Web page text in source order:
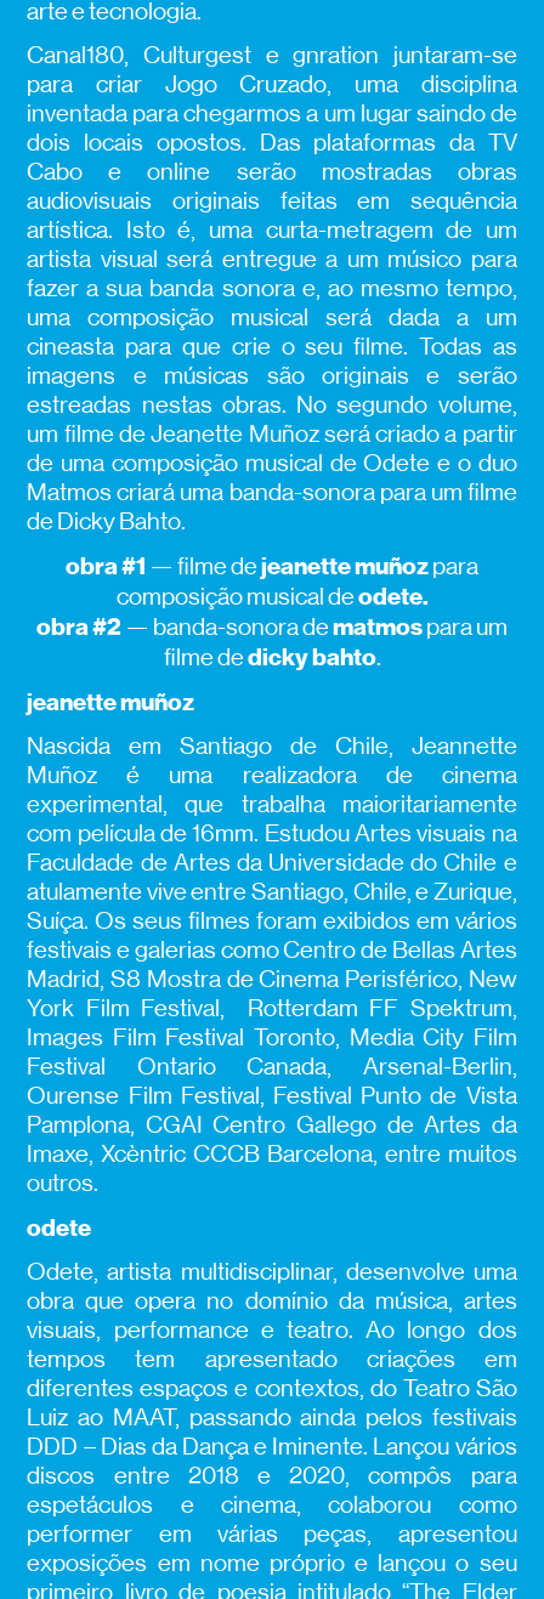
arte e tecnologia.
Canal180, Culturgest e gnration juntaram-se
para criar Jogo Cruzado, uma disciplina
inventada para chegarmos a um lugar saindo de
dois locais opostos. Das plataformas da TV
Cabo e online serão mostradas obras
audiovisuais originais feitas em sequência
artística. Isto é, uma curta-metragem de um
artista visual será entregue a um músico para
fazer a sua banda sonora e, ao mesmo tempo,
uma composição musical será dada a um
cineasta para que crie o seu filme. Todas as
imagens e músicas são originais e serão
estreadas nestas obras. No segundo volume,
um filme de Jeanette Muñoz será criado a partir
de uma composição musical de Odete e o duo
Matmos criará uma banda-sonora para um filme
de Dicky Bahto.
obra #1 — filme dejeanette muñozpara
composição musical deodete.
obra #2 — banda-sonora dematmospara um
filme dedicky bahto.
jeanette muñoz
Nascida em Santiago de Chile, Jeannette
Muñoz é uma realizadora de cinema
experimental, que trabalha maioritariamente
com película de 16mm. Estudou Artes visuais na
Faculdade de Artes da Universidade do Chile e
atulamente vive entre Santiago, Chile, e Zurique,
Suíça. Os seus filmes foram exibidos em vários
festivais e galerias como Centro de Bellas Artes
Madrid, S8 Mostra de Cinema Perisférico, New
York Film Festival, Rotterdam FF Spektrum,
Images Film Festival Toronto, Media City Film
Festival Ontario Canada, Arsenal-Berlin,
Ourense Film Festival, Festival Punto de Vista
Pamplona, CGAI Centro Gallego de Artes da
Imaxe, Xcèntric CCCB Barcelona, entre muitos
outros.
odete
Odete, artista multidisciplinar, desenvolve uma
obra que opera no domínio da música, artes
visuais, performance e teatro. Ao longo dos
tempos tem apresentado criações em
diferentes espaços e contextos, do Teatro São
Luiz ao MAAT, passando ainda pelos festivais
DDD – Dias da Dança e Iminente. Lançou vários
discos entre 2018 e 2020, compôs para
espetáculos e cinema, colaborou como
performer em várias peças, apresentou
exposições em nome próprio e lançou o seu
primeiro livro de poesia intitulado “The Elder